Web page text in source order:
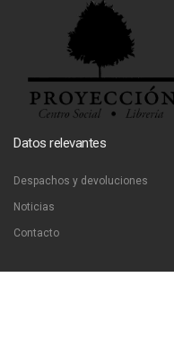
Datos relevantes
Despachos y devoluciones
Noticias
Contacto